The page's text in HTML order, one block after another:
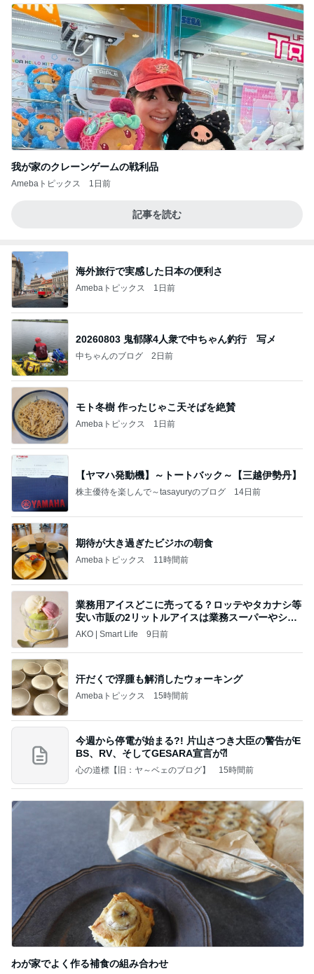
我が家のクレーンゲームの戦利品
Amebaトピックス 1日前
記事を読む
海外旅行で実感した日本の便利さ
Amebaトピックス 1日前
20260803 鬼郁隊4人衆で中ちゃん釣行 写メ
中ちゃんのブログ 2日前
モト冬樹 作ったじゃこ天そばを絶賛
Amebaトピックス 1日前
【ヤマハ発動機】～トートバック～【三越伊勢丹】
株主優待を楽しんで～tasayuryのブログ 14日前
期待が大き過ぎたビジホの朝食
Amebaトピックス 11時間前
業務用アイスどこに売ってる？ロッテやタカナシ等
安い市販の2リットルアイスは業務スーパーやシャ
トレ
AKO | Smart Life 9日前
汗だくで浮腫も解消したウォーキング
Amebaトピックス 15時間前
今週から停電が始まる?! 片山さつき大臣の警告がE
BS、RV、そしてGESARA宣言が⁈
心の道標【旧：ヤ～ベェのブログ】 15時間前
わが家でよく作る補食の組み合わせ